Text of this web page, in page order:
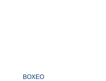
BOXEO